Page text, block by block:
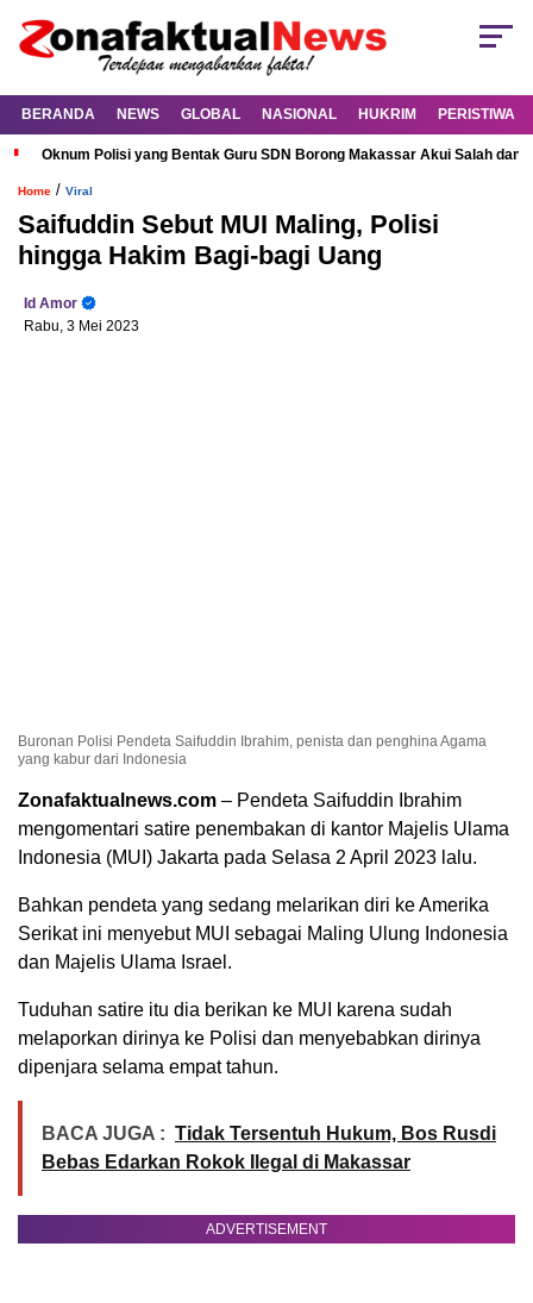
BERANDA NEWS GLOBAL NASIONAL HUKRIM PERISTIWA
Oknum Polisi yang Bentak Guru SDN Borong Makassar Akui Salah dan
Home / Viral
Saifuddin Sebut MUI Maling, Polisi
hingga Hakim Bagi-bagi Uang
Id Amor
Rabu, 3 Mei 2023
Buronan Polisi Pendeta Saifuddin Ibrahim, penista dan penghina Agama
yang kabur dari Indonesia
Zonafaktualnews.com – Pendeta Saifuddin Ibrahim
mengomentari satire penembakan di kantor Majelis Ulama
Indonesia (MUI) Jakarta pada Selasa 2 April 2023 lalu.
Bahkan pendeta yang sedang melarikan diri ke Amerika
Serikat ini menyebut MUI sebagai Maling Ulung Indonesia
dan Majelis Ulama Israel.
Tuduhan satire itu dia berikan ke MUI karena sudah
melaporkan dirinya ke Polisi dan menyebabkan dirinya
dipenjara selama empat tahun.
BACA JUGA : Tidak Tersentuh Hukum, Bos Rusdi
Bebas Edarkan Rokok Ilegal di Makassar
ADVERTISEMENT